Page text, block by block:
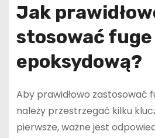
Jak
stosować fuge
epoksydową?
Aby prawidłowo zastosować
należy przestrzegać kilku
pierwsze, ważne jest